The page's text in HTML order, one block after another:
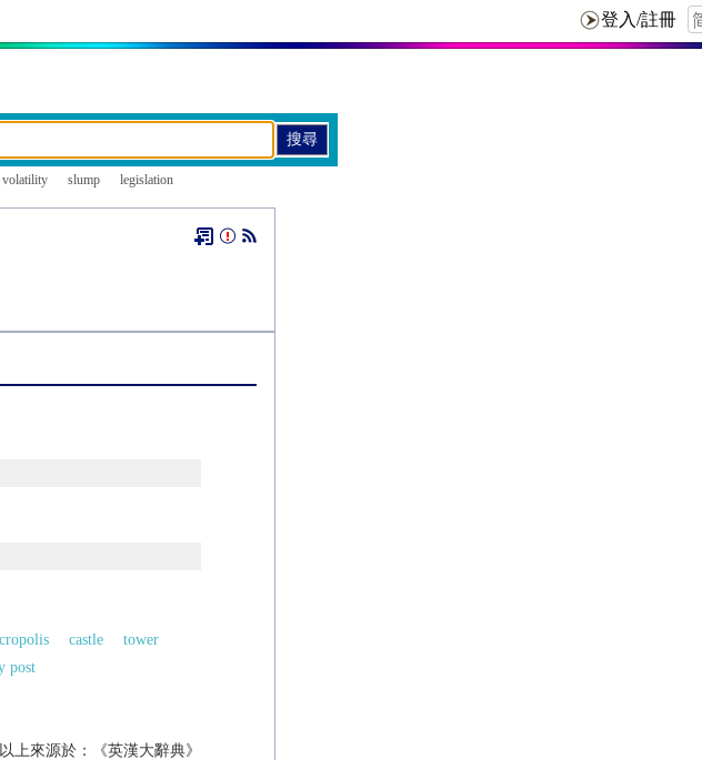
volatility slump legislation
castle
tower
post
以上來源於：《英漢大辭典》